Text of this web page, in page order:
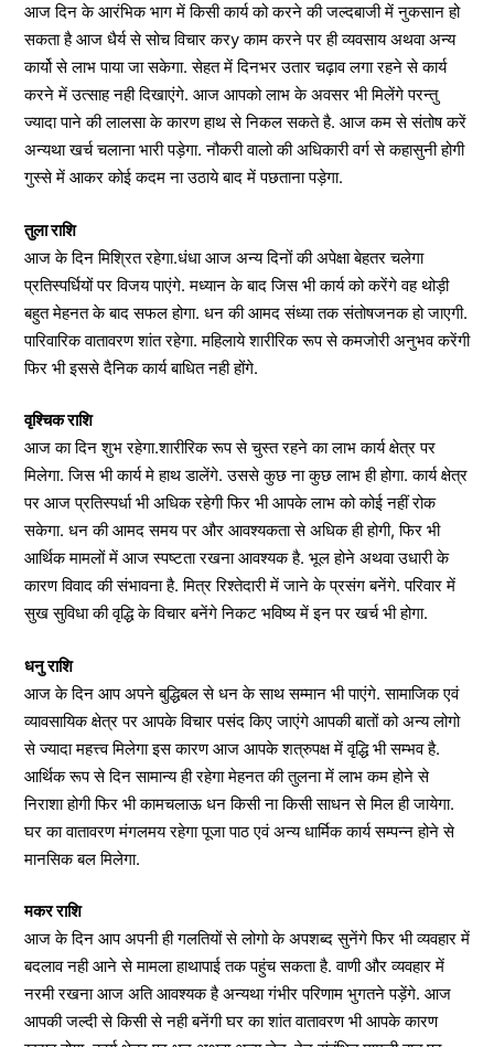
आज दिन के आरंभिक भाग में किसी कार्य को करने की जल्दबाजी में नुकसान हो
सकता है आज धैर्य से सोच विचार करy काम करने पर ही व्यवसाय अथवा अन्य
कार्यो से लाभ पाया जा सकेगा. सेहत में दिनभर उतार चढ़ाव लगा रहने से कार्य
करने में उत्साह नही दिखाएंगे. आज आपको लाभ के अवसर भी मिलेंगे परन्तु
ज्यादा पाने की लालसा के कारण हाथ से निकल सकते है. आज कम से संतोष करें
अन्यथा खर्च चलाना भारी पड़ेगा. नौकरी वालो की अधिकारी वर्ग से कहासुनी होगी
गुस्से में आकर कोई कदम ना उठाये बाद में पछताना पड़ेगा.
तुला राशि
आज के दिन मिश्रित रहेगा.धंधा आज अन्य दिनों की अपेक्षा बेहतर चलेगा
प्रतिस्पर्धियों पर विजय पाएंगे. मध्यान के बाद जिस भी कार्य को करेंगे वह थोड़ी
बहुत मेहनत के बाद सफल होगा. धन की आमद संध्या तक संतोषजनक हो जाएगी.
पारिवारिक वातावरण शांत रहेगा. महिलाये शारीरिक रूप से कमजोरी अनुभव करेंगी
फिर भी इससे दैनिक कार्य बाधित नही होंगे.
वृश्चिक राशि
आज का दिन शुभ रहेगा.शारीरिक रूप से चुस्त रहने का लाभ कार्य क्षेत्र पर
मिलेगा. जिस भी कार्य मे हाथ डालेंगे. उससे कुछ ना कुछ लाभ ही होगा. कार्य क्षेत्र
पर आज प्रतिस्पर्धा भी अधिक रहेगी फिर भी आपके लाभ को कोई नहीं रोक
सकेगा. धन की आमद समय पर और आवश्यकता से अधिक ही होगी, फिर भी
आर्थिक मामलों में आज स्पष्टता रखना आवश्यक है. भूल होने अथवा उधारी के
कारण विवाद की संभावना है. मित्र रिश्तेदारी में जाने के प्रसंग बनेंगे. परिवार में
सुख सुविधा की वृद्धि के विचार बनेंगे निकट भविष्य में इन पर खर्च भी होगा.
धनु राशि
आज के दिन आप अपने बुद्धिबल से धन के साथ सम्मान भी पाएंगे. सामाजिक एवं
व्यावसायिक क्षेत्र पर आपके विचार पसंद किए जाएंगे आपकी बातों को अन्य लोगो
से ज्यादा महत्त्व मिलेगा इस कारण आज आपके शत्रुपक्ष में वृद्धि भी सम्भव है.
आर्थिक रूप से दिन सामान्य ही रहेगा मेहनत की तुलना में लाभ कम होने से
निराशा होगी फिर भी कामचलाऊ धन किसी ना किसी साधन से मिल ही जायेगा.
घर का वातावरण मंगलमय रहेगा पूजा पाठ एवं अन्य धार्मिक कार्य सम्पन्न होने से
मानसिक बल मिलेगा.
मकर राशि
आज के दिन आप अपनी ही गलतियों से लोगो के अपशब्द सुनेंगे फिर भी व्यवहार में
बदलाव नही आने से मामला हाथापाई तक पहुंच सकता है. वाणी और व्यवहार में
नरमी रखना आज अति आवश्यक है अन्यथा गंभीर परिणाम भुगतने पड़ेंगे. आज
आपकी जल्दी से किसी से नही बनेंगी घर का शांत वातावरण भी आपके कारण